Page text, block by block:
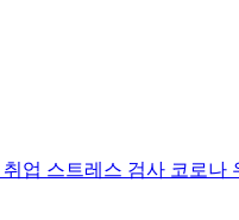
취업 스트레스 검사 코로나